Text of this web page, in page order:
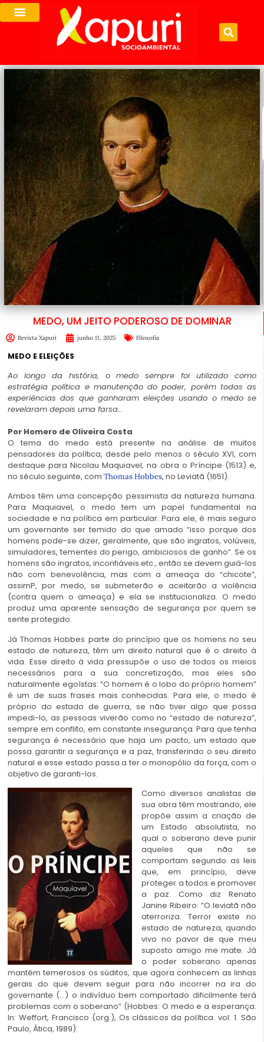
MEDO, UM JEITO PODEROSO DE DOMINAR
Revista Xapuri junho 11, 2025 Filosofia
MEDO E ELEIÇÕES
Ao longo da história, o medo sempre foi utilizado como
estratégia política e manutenção do poder, porém todas as
experiências dos que ganharam eleições usando o medo se
revelaram depois uma farsa…
Por Homero de Oliveira Costa
O tema do medo está presente na análise de muitos
pensadores da política, desde pelo menos o século XVI, com
destaque para Nicolau Maquiavel, na obra o Príncipe (1513) e,
no século seguinte, com Thomas Hobbes, no Leviatã (1651).
Ambos têm uma concepção pessimista da natureza humana.
Para Maquiavel, o medo tem um papel fundamental na
sociedade e na política em particular. Para ele, é mais seguro
um governante ser temido do que amado “isso porque dos
homens pode-se dizer, geralmente, que são ingratos, volúveis,
simuladores, tementes do perigo, ambiciosos de ganho”. Se os
homens são ingratos, inconfiáveis etc., então se devem guiá-los
não com benevolência, mas com a ameaça do “chicote”,
assimP, por medo, se submeterão e aceitarão a violência
(contra quem o ameaça) e ela se institucionaliza. O medo
produz uma aparente sensação de segurança por quem se
sente protegido.
Já Thomas Hobbes parte do princípio que os homens no seu
estado de natureza, têm um direito natural que é o direito à
vida. Esse direito à vida pressupõe o uso de todos os meios
necessários para a sua concretização, mas eles são
naturalmente egoístas: “O homem é o lobo do próprio homem”
é um de suas frases mais conhecidas. Para ele, o medo é
próprio do estado de guerra, se não tiver algo que possa
impedi-lo, as pessoas viverão como no “estado de natureza”,
sempre em conflito, em constante insegurança. Para que tenha
segurança é necessário que haja um pacto, um estado que
possa garantir a segurança e a paz, transferindo o seu direito
natural e esse estado passa a ter o monopólio da força, com o
objetivo de garanti-los.
Como diversos analistas de
sua obra têm mostrando, ele
propõe assim a criação de
um Estado absolutista, no
qual o soberano deve punir
aqueles que não se
comportam segundo as leis
que, em princípio, deve
proteger a todos e promover
a paz. Como diz Renato
Janine Ribeiro: “O leviatã não
aterroriza. Terror existe no
estado de natureza, quando
vivo no pavor de que meu
suposto amigo me mate. Já
o poder soberano apenas
mantém temerosos os súditos, que agora conhecem as linhas
gerais do que devem seguir para não incorrer na ira do
governante (…) o indivíduo bem comportado dificilmente terá
problemas com o soberano” (Hobbes: O medo e a esperança.
In: Weffort, Francisco (org.), Os clássicos da política. vol. 1. São
Paulo, Ática, 1989).